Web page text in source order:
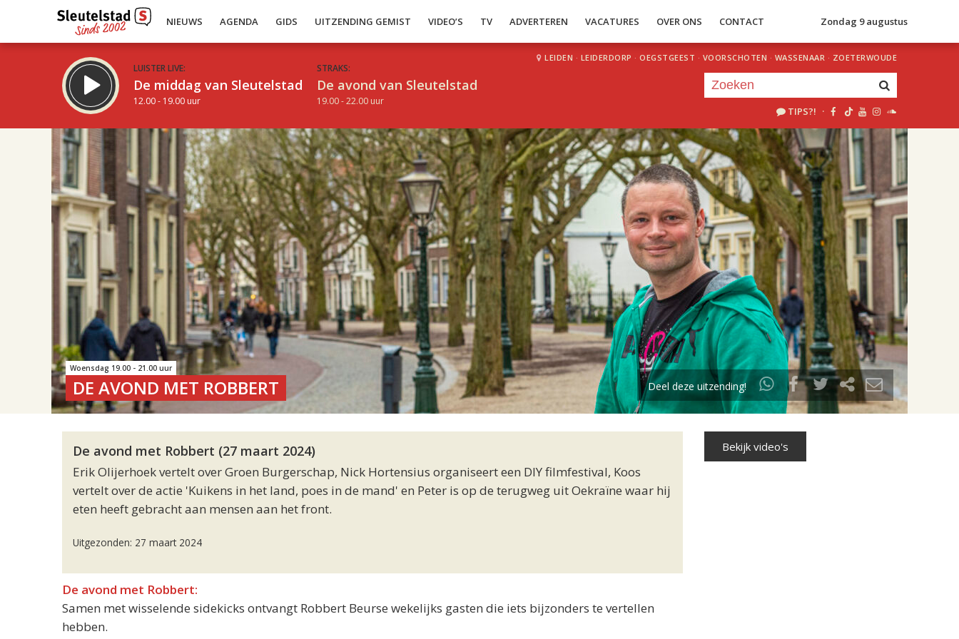
NIEUWS AGENDA GIDS UITZENDING GEMIST VIDEO’S TV ADVERTEREN VACATURES OVER ONS CONTACT Zondag 9 augustus
LUISTER LIVE:
De middag van Sleutelstad
12.00 - 19.00 uur
STRAKS:
De avond van Sleutelstad
19.00 - 22.00 uur
LEIDEN · LEIDERDORP · OEGSTGEEST · VOORSCHOTEN · WASSENAAR · ZOETERWOUDE
TIPS?! ·
19.00 20.00
Je luistert nu naar
uur 1 van 2
« Vorig uur Volgend uur
Inklappen
Woensdag 19.00 - 21.00 uur
DE AVOND MET ROBBERT Deel deze uitzending!
De avond met Robbert (27 maart 2024)
Erik Olijerhoek vertelt over Groen Burgerschap, Nick Hortensius organiseert een DIY filmfestival, Koos
vertelt over de actie 'Kuikens in het land, poes in de mand' en Peter is op de terugweg uit Oekraïne waar hij
eten heeft gebracht aan mensen aan het front.
Uitgezonden: 27 maart 2024
De avond met Robbert:
Samen met wisselende sidekicks ontvangt Robbert Beurse wekelijks gasten die iets bijzonders te vertellen
hebben.
Bekijk video's